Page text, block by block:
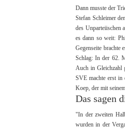
Dann musste der
Stefan Schleimer
des Unparteiischen
es dann so weit:
Gegenseite brachte
Schlag: In der 62.
Auch in Gleichzahl
SVE machte erst in
Koep, der mit
Das sagen
"In der zweiten
wurden in der